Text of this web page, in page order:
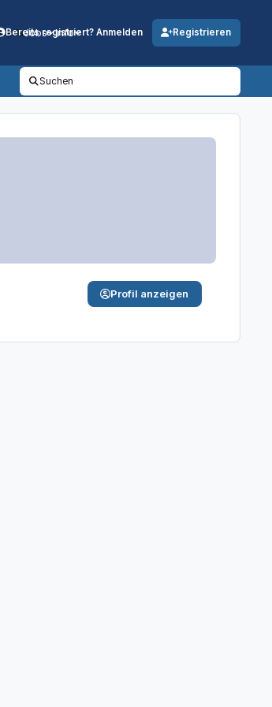
Jobs Info
Bereits registriert? Anmelden Registrieren
Suchen
Profil anzeigen